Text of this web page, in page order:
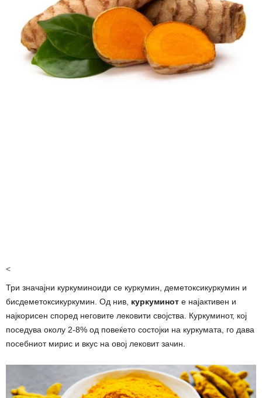
<
Три значајни куркуминоиди се куркумин, деметоксикуркумин и
бисдеметоксикуркумин. Од нив, куркуминот е најактивен и
најкорисен според неговите лековити својства. Куркуминот, кој
поседува околу 2-8% од повеќето состојки на куркумата, го дава
посебниот мирис и вкус на овој лековит зачин.